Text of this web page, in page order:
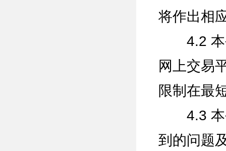
将作出相
4.2 本公
网上交易
限制在最
4.3 本公
到的问题